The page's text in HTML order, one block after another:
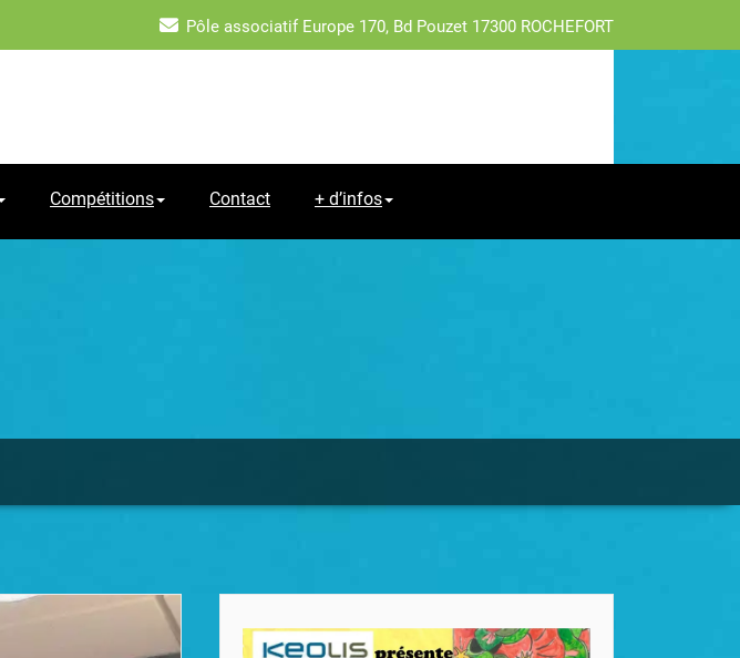
Pôle associatif Europe 170, Bd Pouzet 17300 ROCHEFORT
Compétitions Contact + d’infos